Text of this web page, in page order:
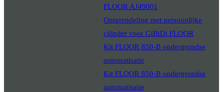
FLOOR AJ49001
Ontgrendeling met persoonlijke
cilinder voor GiBiDi FLOOR
Kit FLOOR 850-B ondergrondse
automatisatie
Kit FLOOR 850-B ondergrondse
automatisatie